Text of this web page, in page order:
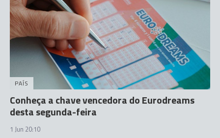
PAÍS
Conheça a chave vencedora do Eurodreams
desta segunda-feira
1 Jun 20:10